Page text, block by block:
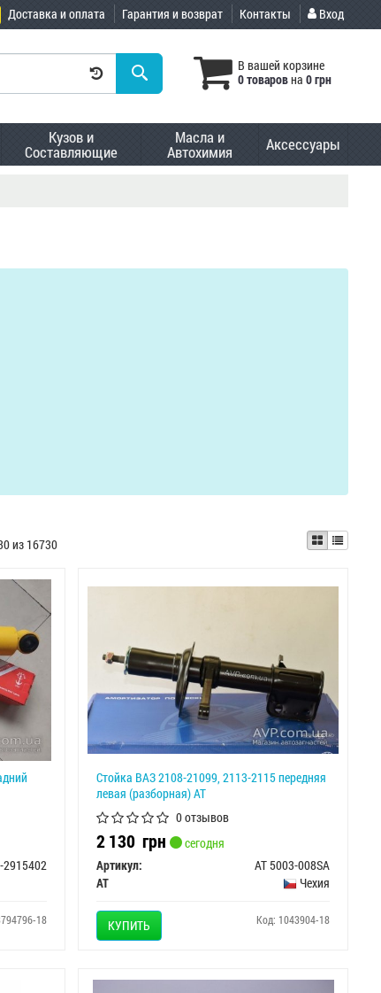
Доставка и оплата Гарантия и возврат Контакты Вход
В вашей корзине
0 товаровна 0 грн
Кузов и
Составляющие
Масла и
Автохимия Аксессуары
из 16730
2915402
18
Стойка ВАЗ 2108-21099, 2113-2115 передняя
левая (разборная) АТ
0 отзывов
2 130грн
сегодня
Артикул:
AT 5003-008SA
AT
Чехия
КУПИТЬ Код: 1043904-18